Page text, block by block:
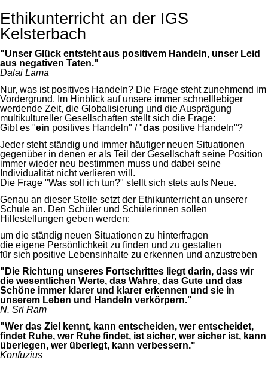
Ethikunterricht an der IGS
Kelsterbach
"Unser Glück entsteht aus positivem Handeln, unser Leid
aus negativen Taten."
Dalai Lama
Nur, was ist positives Handeln? Die Frage steht zunehmend im
Vordergrund. Im Hinblick auf unsere immer schnelllebiger
werdende Zeit, die Globalisierung und die Ausprägung
multikultureller Gesellschaften stellt sich die Frage:
Gibt es "ein positives Handeln" / "das positive Handeln"?
Jeder steht ständig und immer häufiger neuen Situationen
gegenüber in denen er als Teil der Gesellschaft seine Position
immer wieder neu bestimmen muss und dabei seine
Individualität nicht verlieren will.
Die Frage "Was soll ich tun?" stellt sich stets aufs Neue.
Genau an dieser Stelle setzt der Ethikunterricht an unserer
Schule an. Den Schüler und Schülerinnen sollen
Hilfestellungen geben werden:
um die ständig neuen Situationen zu hinterfragen
die eigene Persönlichkeit zu finden und zu gestalten
für sich positive Lebensinhalte zu erkennen und anzustreben
"Die Richtung unseres Fortschrittes liegt darin, dass wir
die wesentlichen Werte, das Wahre, das Gute und das
Schöne immer klarer und klarer erkennen und sie in
unserem Leben und Handeln verkörpern."
N. Sri Ram
"Wer das Ziel kennt, kann entscheiden, wer entscheidet,
findet Ruhe, wer Ruhe findet, ist sicher, wer sicher ist, kann
überlegen, wer überlegt, kann verbessern."
Konfuzius